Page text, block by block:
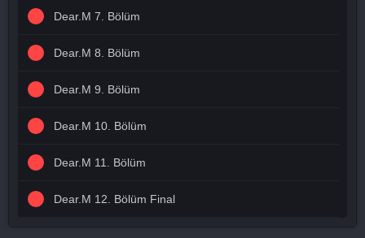
Dear.M 7. Bölüm
Dear.M 8. Bölüm
Dear.M 9. Bölüm
Dear.M 10. Bölüm
Dear.M 11. Bölüm
Dear.M 12. Bölüm Final